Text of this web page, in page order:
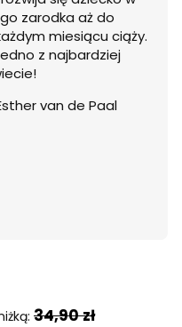
zarodka aż do
miesiącu ciąży.
z najbardziej
van de Paal
34,90 zł